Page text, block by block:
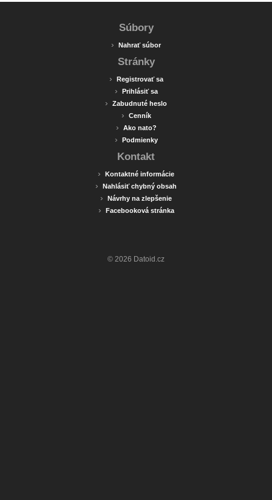
Súbory
› Nahrať súbor
Stránky
› Registrovať sa
› Prihlásiť sa
› Zabudnuté heslo
› Cenník
› Ako nato?
› Podmienky
Kontakt
› Kontaktné informácie
› Nahlásiť chybný obsah
› Návrhy na zlepšenie
› Facebooková stránka
© 2026 Datoid.cz